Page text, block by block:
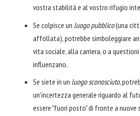
vostra stabilità e al vostro rifugio
Se colpisce un luogo pubblico(una
affollata), potrebbe simboleggiare
vita sociale, alla carriera, o a
influenzano.
Se siete in un luogo sconosciuto,
un'incertezza generale riguardo al
essere "fuori posto" di fronte a nuove